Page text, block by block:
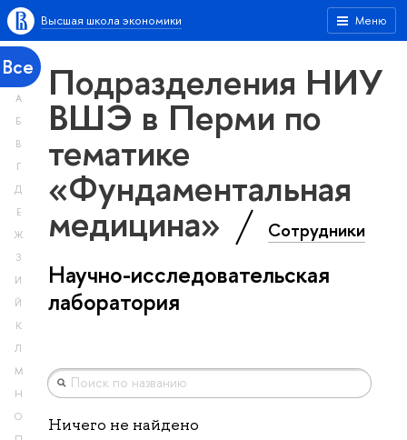
Меню
Высшая школа экономики
Все
А
Б
В
Г
Д
Е
Ж
З
И
Й
К
Л
М
Н
О
Подразделения НИУ
ВШЭ в Перми по
тематике
«Фундаментальная
медицина» Сотрудники
Научно-исследовательская
лаборатория
Ничего не найдено